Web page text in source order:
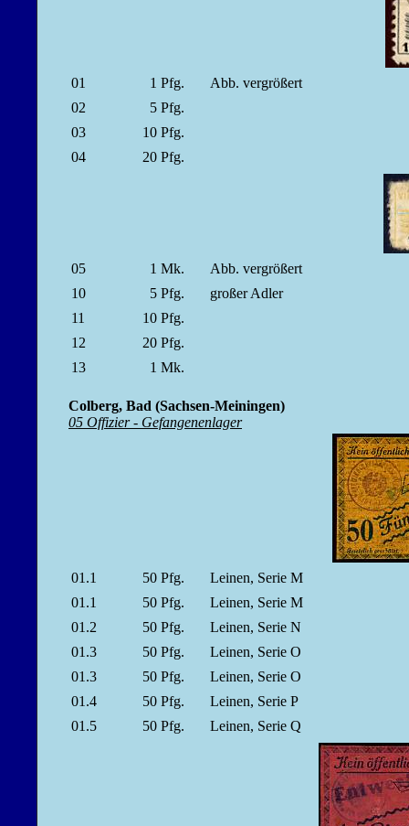
01 1 Pfg.
Abb. vergrößert
02
5 Pfg.
03
10 Pfg.
04
20 Pfg.
05 1 Mk.
Abb. vergrößert
10
5 Pfg.
großer Adler
11
10 Pfg.
12
20 Pfg.
13
1 Mk.
Colberg, Bad (Sachsen-Meiningen)
05 Offizier - Gefangenenlager
01.1 50 Pfg.
Leinen, Serie M
01.1
50 Pfg.
Leinen, Serie M
01.2
50 Pfg.
Leinen, Serie N
01.3
50 Pfg.
Leinen, Serie O
01.3
50 Pfg.
Leinen, Serie O
01.4
50 Pfg.
Leinen, Serie P
01.5
50 Pfg. Leinen, Serie Q